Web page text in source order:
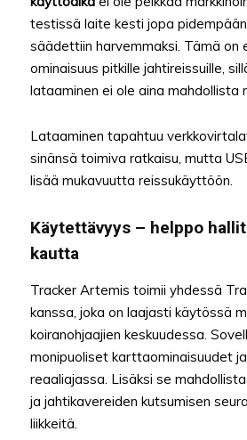
testissä laite kesti jopa
säädettiin harvemmaksi. Tämä on
ominaisuus pitkille jahtireissuille,
lataaminen ei ole aina mahdollista
Lataaminen tapahtuu
sinänsä toimiva ratkaisu, mutta
lisää mukavuutta reissukäyttöön.
Käytettävyys – helppo
kautta
Tracker Artemis toimii yhdessä
kanssa, joka on laajasti käytössä
koiranohjaajien keskuudessa.
monipuoliset karttaominaisuudet
reaaliajassa. Lisäksi se
ja jahtikavereiden kutsumisen
liikkeitä.